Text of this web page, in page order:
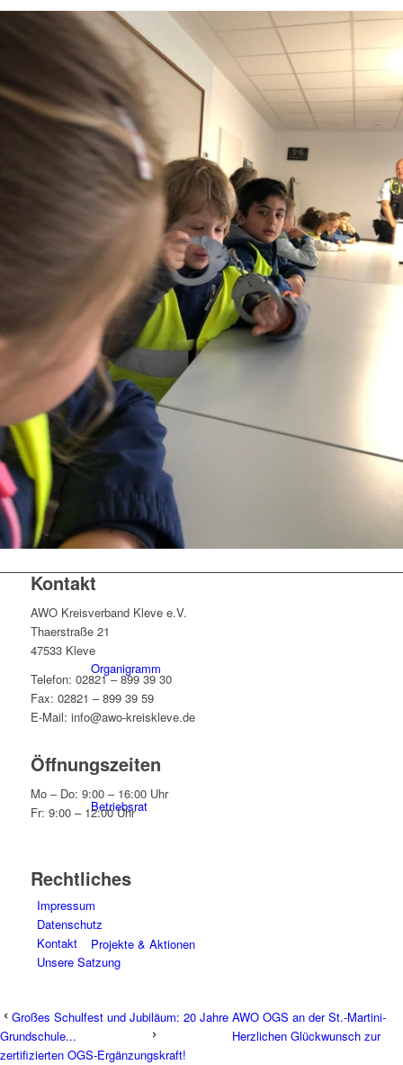
Unsere Satzung
Schutzkonzept
Kreisgeschäftsstelle
Historie
Organigramm
Betriebsrat
Projekte & Aktionen
Kontakt
AWO Kreisverband Kleve e.V.
Thaerstraße 21
47533 Kleve
Telefon: 02821 – 899 39 30
Fax: 02821 – 899 39 59
E-Mail: info@awo-kreiskleve.de
Öffnungszeiten
Mo – Do: 9:00 – 16:00 Uhr
Fr: 9:00 – 12:00 Uhr
Rechtliches
Impressum
Datenschutz
Kontakt
Unsere Satzung
Großes Schulfest und Jubiläum: 20 Jahre AWO OGS an der St.-Martini-
Grundschule...
Herzlichen Glückwunsch zur
zertifizierten OGS-Ergänzungskraft!